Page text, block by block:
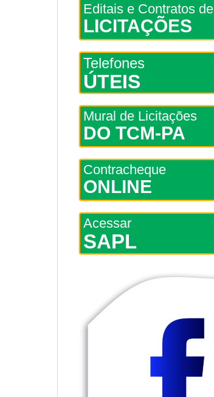
Editais e Contratos de
LICITAÇÕES
Telefones
ÚTEIS
Mural de Licitações
DO TCM-PA
Contracheque
ONLINE
Acessar
SAPL